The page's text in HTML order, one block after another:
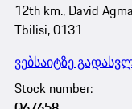
12th km., David
Tbilisi, 0131
ვებსაიტზე
Stock number: